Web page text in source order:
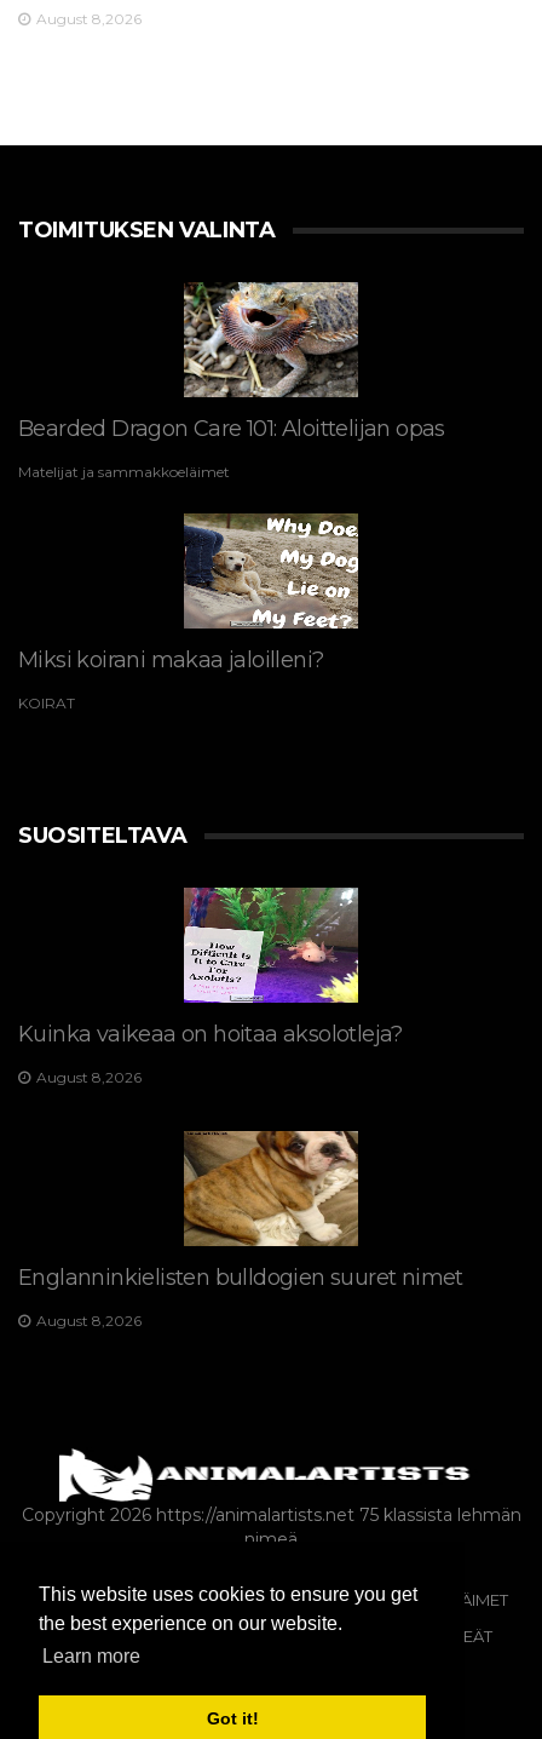
This website uses cookies to ensure you get
the best experience on our website.
Learn more
Got it!
August 8,2026
TOIMITUKSEN VALINTA
Bearded Dragon Care 101: Aloittelijan opas
Matelijat ja sammakkoeläimet
Miksi koirani makaa jaloilleni?
KOIRAT
SUOSITELTAVA
Kuinka vaikeaa on hoitaa aksolotleja?
August 8,2026
Englanninkielisten bulldogien suuret nimet
August 8,2026
Copyright 2026 https://animalartists.net 75 klassista lehmän
nimeä
SEKALAINEN KOIRAT KISSAT ARTIKLA
VILLIELÄIMET
KALAT JA AKVAARIOT
MAATILA-ANIMALS-AS-LEMPEÄT